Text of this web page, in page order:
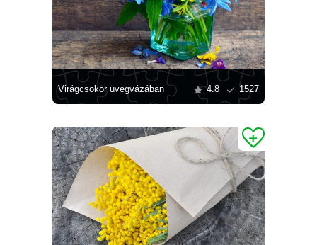
Virágcsokor üvegvázában 4.8 1527